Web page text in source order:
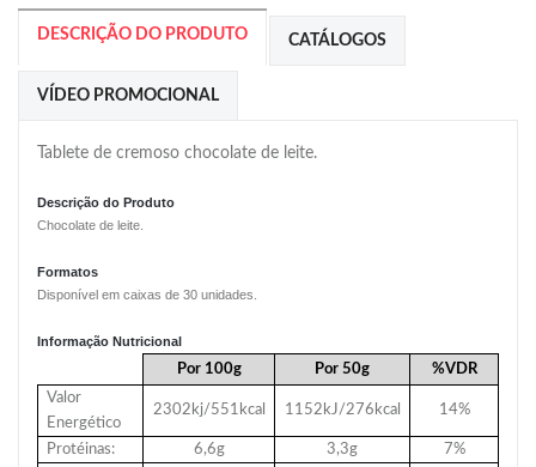
DESCRIÇÃO DO PRODUTO CATÁLOGOS
VÍDEO PROMOCIONAL
Tablete de cremoso chocolate de leite.
Descrição do Produto
Chocolate de leite.
Formatos
Disponível em caixas de 30 unidades.
Informação Nutricional
Por 100g
Por 50g
%VDR
Valor
Energético
2302kj/551kcal 1152kJ/276kcal 14%
Protéinas: 6,6g 3,3g
7%